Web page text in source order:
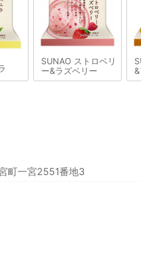
SUNAO ストロベリ
ー&ラズベリー
町一宮2551番地3